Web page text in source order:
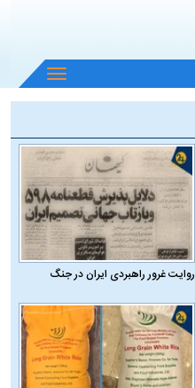
باز
و
منو
روایت غرور راهبردی ایران در جنگ